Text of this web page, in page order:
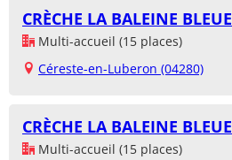
CRÈCHE LA BALEINE BLEUE
Multi-accueil (15 places)
Céreste-en-Luberon (04280)
CRÈCHE LA BALEINE BLEUE
Multi-accueil (15 places)